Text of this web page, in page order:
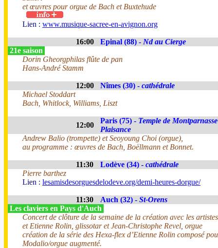
et œuvres pour orgue de Bach et Buxtehude
Lien : www.musique-sacree-en-avignon.org
16:00 Epinal (88) - Nd au Cierge
21e saison
Dorin Gheorgphilas flûte de pan
Hans-André Stamm
12:00 Nîmes (30) - cathédrale
Michael Stoddart
Bach, Whitlock, Williams, Liszt
12:00
Paris (75) - Temple de
Plaisance
Andrew Balio (trompette) et Seoyoung Choi (orgue),
au programme : œuvres de Bach, Boëllmann et Bonnet.
11:30 Lodève (34) - cathédrale
Pierre barthez
Lien : lesamisdesorguesdelodeve.org/demi-heures-dorgue/
11:30 Auch (32) - St-Orens
Les claviers en Pays d'Auch
Concert de clôture de la semaine de la création avec les
et Etienne Rolin, glissotar et Jean-Christophe Revel, orgue
création de la série des Hexa-flex d’Etienne Rolin composé
Modalio/orgue augmenté.